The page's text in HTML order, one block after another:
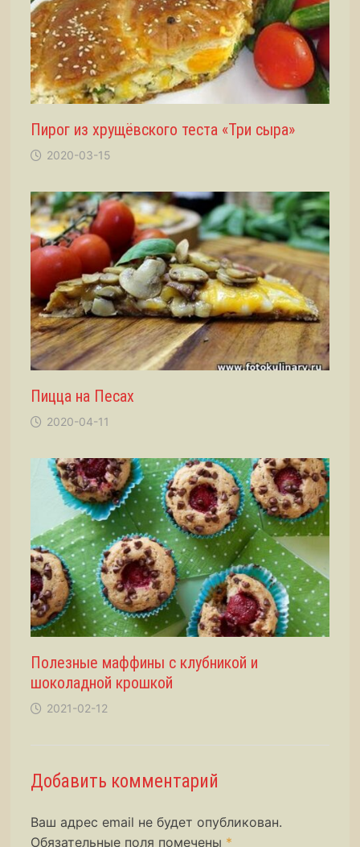
Пирог из хрущёвского теста «Три сыра»
2020-03-15
Пицца на Песах
2020-04-11
Полезные маффины с клубникой и
шоколадной крошкой
2021-02-12
Добавить комментарий
Ваш адрес email не будет опубликован.
Обязательные поля помечены *